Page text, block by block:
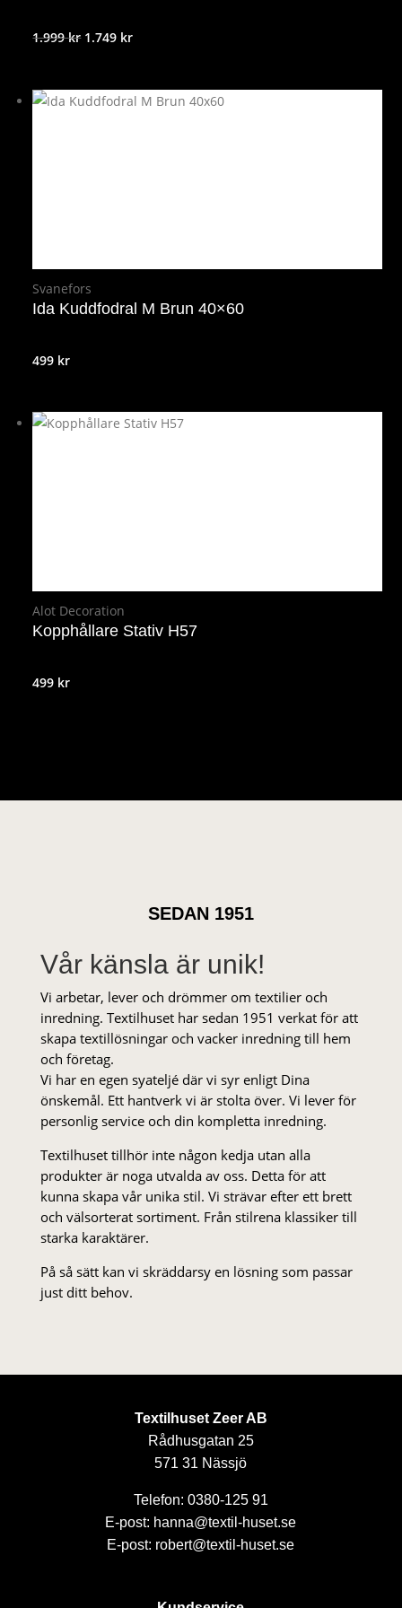
1.999kr Det
var:
1.749 krDet
är:
Svanefors
Ida Kuddfodral M Brun 40×60
499 kr
Alot Decoration
Kopphållare Stativ H57
499 kr
SEDAN 1951
Vår känsla är unik!
Vi arbetar, lever och drömmer om textilier och
inredning. Textilhuset har sedan 1951 verkat för att
skapa textillösningar och vacker inredning till hem
och företag.
Vi har en egen syateljé där vi syr enligt Dina
önskemål. Ett hantverk vi är stolta över. Vi lever för
personlig service och din kompletta inredning.
Textilhuset tillhör inte någon kedja utan alla
produkter är noga utvalda av oss. Detta för att
kunna skapa vår unika stil. Vi strä­var efter ett brett
och välsorterat sor­ti­ment. Från stil­rena klas­siker till
starka karaktärer.
På så sätt kan vi skräddarsy en lösning som passar
just ditt behov.
Textilhuset Zeer AB
Rådhusgatan 25
571 31 Nässjö
Telefon: 0380-125 91
E-post: hanna@textil-huset.se
E-post: robert@textil-huset.se